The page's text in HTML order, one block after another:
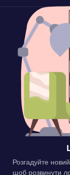
Розгадуйте
щоб розвинути